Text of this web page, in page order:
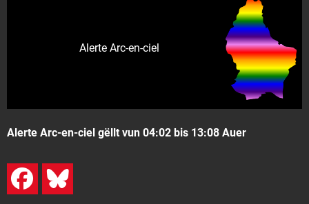
Alerte Arc-en-ciel
Alerte Arc-en-ciel gëllt vun 04:02 bis 13:08 Auer